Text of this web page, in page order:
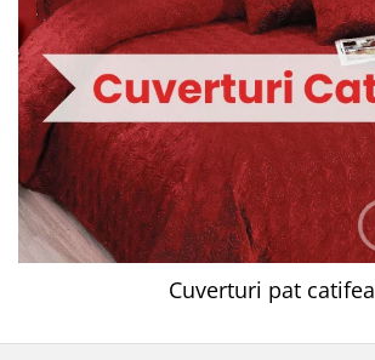
Cuverturi pat catifea